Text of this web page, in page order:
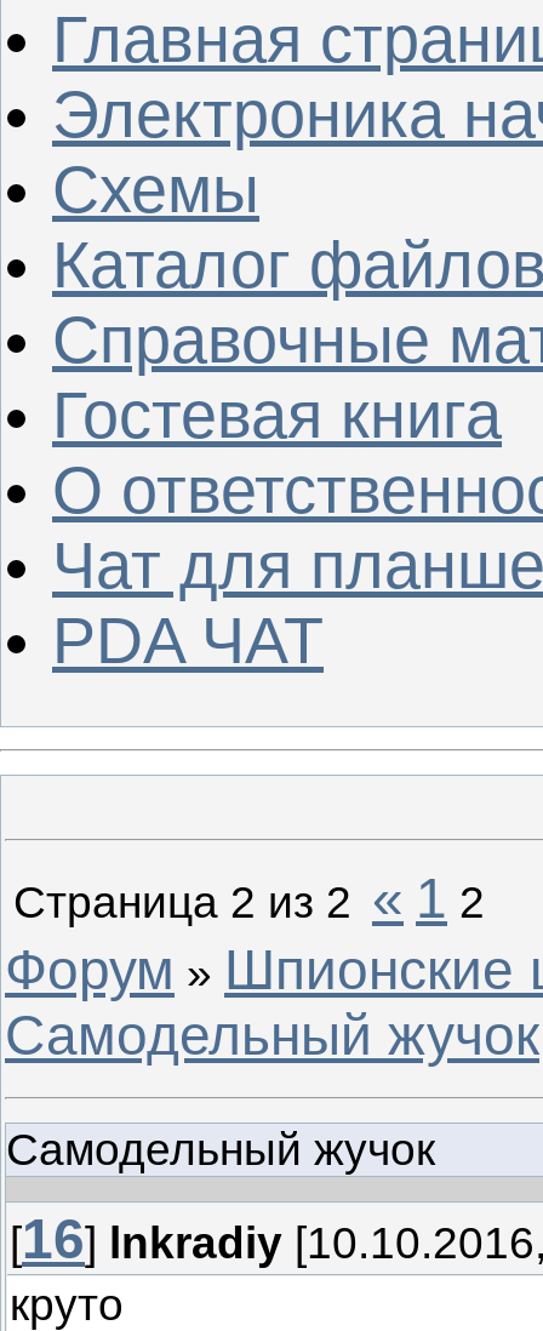
Главная
Электроника
Схемы
Каталог
Справочные
Гостевая книга
О
Чат для
PDA ЧАТ
Страница 2 из 2 « 1 2
Форум » Шпионские
Самодельный жучок
Самодельный жучок
[16] lnkradiy
круто